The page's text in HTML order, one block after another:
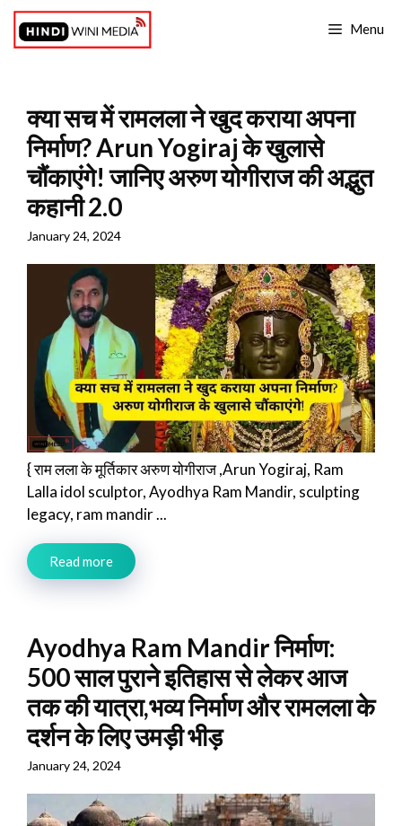
Skip
content
Menu
क्या सच में रामलला ने खुद कराया अपना
निर्माण? Arun Yogiraj के खुलासे
चौंकाएंगे! जानिए अरुण योगीराज की अद्भुत
कहानी 2.0
January 24, 2024
{ राम लला के मूर्तिकार अरुण योगीराज ,Arun Yogiraj, Ram
Lalla idol sculptor, Ayodhya Ram Mandir, sculpting
legacy, ram mandir ...
Read more
Ayodhya Ram Mandir निर्माण:
500 साल पुराने इतिहास से लेकर आज
तक की यात्रा,भव्य निर्माण और रामलला के
दर्शन के लिए उमड़ी भीड़
January 24, 2024